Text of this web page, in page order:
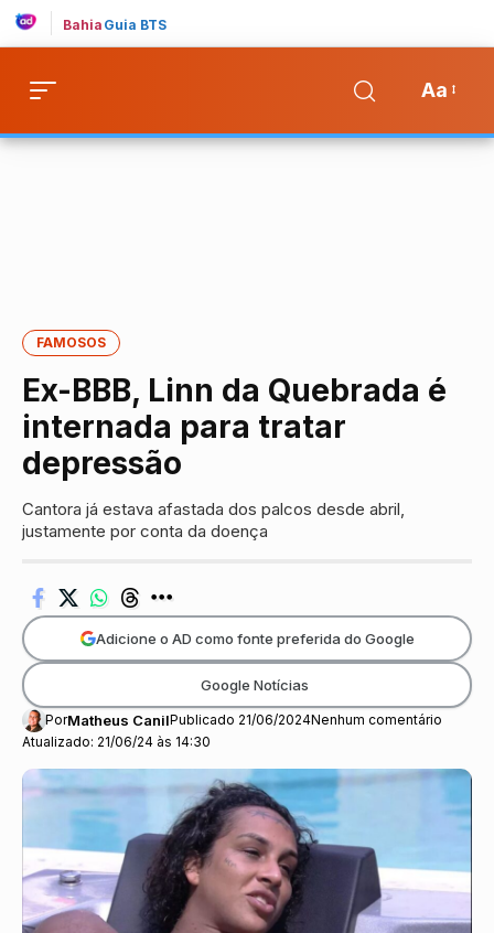
Bahia Guia BTS
Aa
FAMOSOS
Ex-BBB, Linn da Quebrada é
internada para tratar
depressão
Cantora já estava afastada dos palcos desde abril,
justamente por conta da doença
Atualizado: 21/06/24 às 14:30
PorMatheus CanilPublicado 21/06/2024Nenhum comentário
Adicione o AD como fonte preferida do Google
Google Notícias